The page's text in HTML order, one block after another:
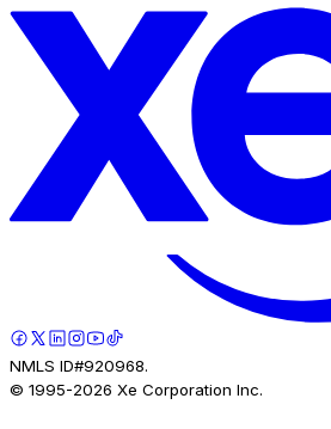
NMLS ID#920968.
© 1995-2026 Xe Corporation Inc.